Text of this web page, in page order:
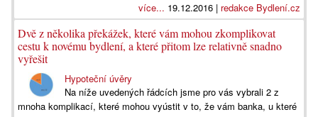
více... 19.12.2016 | redakce Bydlení.cz
Dvě z několika překážek, které vám mohou zkomplikovat
cestu k novému bydlení, a které přitom lze relativně snadno
vyřešit
Hypoteční úvěry
Na níže uvedených řádcích jsme pro vás vybrali 2 z
mnoha komplikací, které mohou vyústit v to, že vám banka, u které